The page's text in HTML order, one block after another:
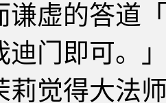
谦虚的答道
迪门即可。
得大法师